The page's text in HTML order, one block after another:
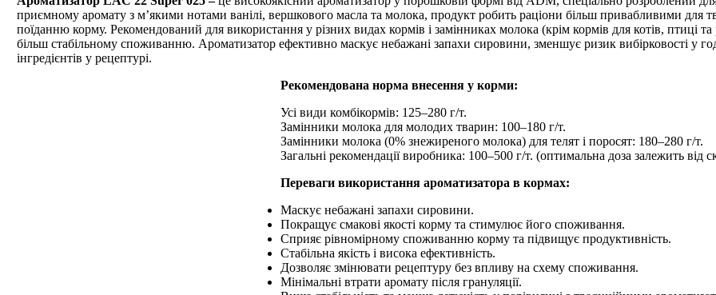
приємному аромату з м’якими нотами ванілі, вершкового масла та молока, продукт робить раціони більш привабливими для
поїданню корму. Рекомендований для використання у різних видах кормів і замінниках молока (крім кормів для котів, птиці
більш стабільному споживанню. Ароматизатор ефективно маскує небажані запахи сировини, зменшує ризик вибірковості у
інгредієнтів у рецептурі.
Рекомендована норма внесення у корми:
Усі види комбікормів: 125–280 г/т.
Замінники молока для молодих тварин: 100–180 г/т.
Замінники молока (0% знежиреного молока) для телят і поросят: 180–280 г/т.
Загальні рекомендації виробника: 100–500 г/т. (оптимальна доза залежить від
Переваги використання ароматизатора в кормах:
Маскує небажані запахи сировини.
Покращує смакові якості корму та стимулює його споживання.
Сприяє рівномірному споживанню корму та підвищує продуктивність.
Стабільна якість і висока ефективність.
Дозволяє змінювати рецептуру без впливу на схему споживання.
Мінімальні втрати аромату після грануляції.